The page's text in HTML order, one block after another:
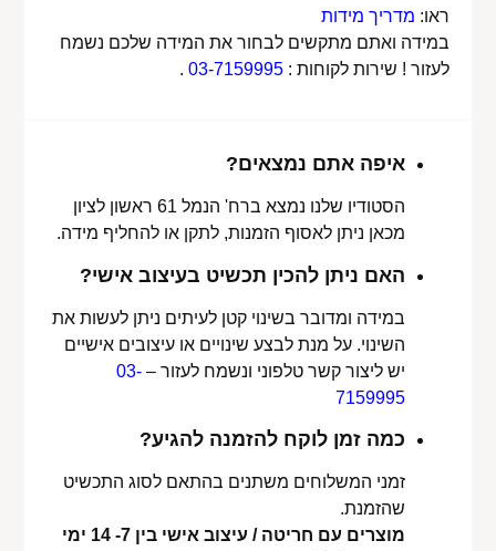
ראו: מדריך מידות
במידה ואתם מתקשים לבחור את המידה שלכם נשמח
לעזור ! שירות לקוחות :03-7159995
.
איפה אתם נמצאים?
הסטודיו שלנו נמצא ברח' הנמל 61 ראשון לציון
מכאן ניתן לאסוף הזמנות, לתקן או להחליף מידה.
האם ניתן להכין תכשיט בעיצוב אישי?
במידה ומדובר בשינוי קטן לעיתים ניתן לעשות את
השינוי. על מנת לבצע שינויים או עיצובים אישיים
יש ליצור קשר טלפוני ונשמח לעזור –03-
7159995
כמה זמן לוקח להזמנה להגיע?
זמני המשלוחים משתנים בהתאם לסוג התכשיט
שהזמנת.
מוצרים עם חריטה / עיצוב אישי בין 7- 14 ימי